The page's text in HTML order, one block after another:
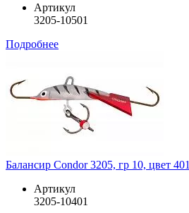
Артикул
3205-10501
Подробнее
Балансир Condor 3205, гр 10, цвет 401
Артикул
3205-10401